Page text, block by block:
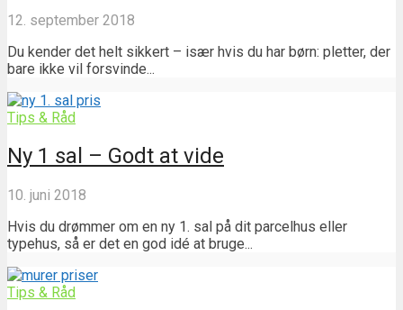
12. september 2018
Du kender det helt sikkert – især hvis du har børn: pletter, der
bare ikke vil forsvinde...
Tips & Råd
Ny 1 sal – Godt at vide
10. juni 2018
Hvis du drømmer om en ny 1. sal på dit parcelhus eller
typehus, så er det en god idé at bruge...
Tips & Råd